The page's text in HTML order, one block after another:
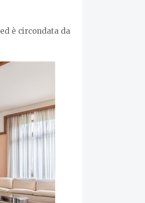
ed è circondata da